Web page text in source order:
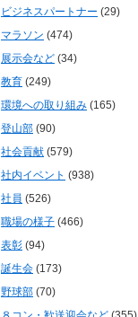
ビジネスパートナー (29)
マラソン (474)
展示会など (34)
教育 (249)
環境への取り組み (165)
登山部 (90)
社会貢献 (579)
社内イベント (938)
社員 (526)
職場の様子 (466)
表彰 (94)
誕生会 (173)
野球部 (70)